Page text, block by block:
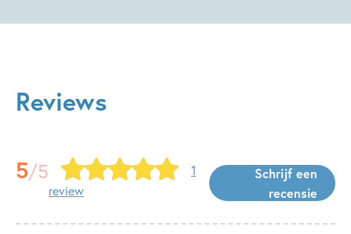
Reviews
5/5
1
review
Schrijf een
recensie